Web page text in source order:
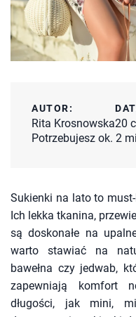
AUTOR:
Rita Krosnowska20
Potrzebujesz ok. 2
Sukienki na lato to
Ich lekka tkanina,
są doskonałe na
warto stawiać na
bawełna czy jedwab,
zapewniają komfort
długości, jak mini,